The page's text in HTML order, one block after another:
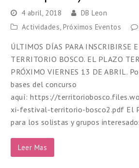
4 abril, 2018
DB Leon
Actividades,Próximos Eventos
ÚLTIMOS DÍAS PARA INSCRIBIRSE
TERRITORIO BOSCO. EL PLAZO
PRÓXIMO VIERNES 13 DE ABRIL.
bases del concurso
aquí: https://
xi-festival-territorio-bosco2.pdf El
para los solistas y grupos
Leer Mas